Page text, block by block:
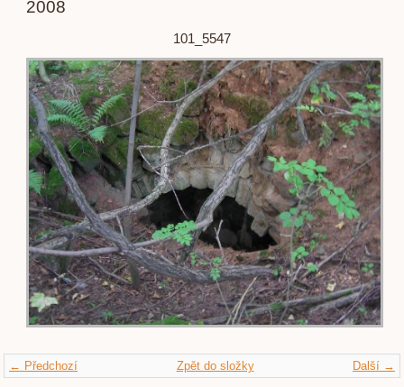
2008
101_5547
← Předchozí Další →
Zpět do složky